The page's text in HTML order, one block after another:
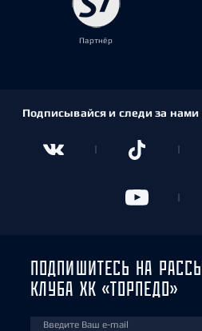
Партнёр
Подписывайся и следи за нами
ПОДПИШИТЕСЬ НА
КЛУБА ХК «ТОРПЕДО»
Введите Ваш e-mail